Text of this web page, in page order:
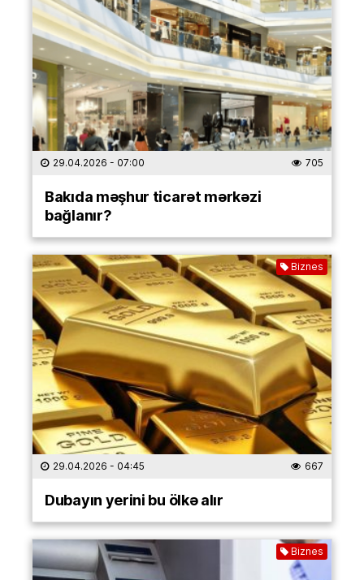
29.04.2026 - 07:00 705
Bakıda məşhur ticarət mərkəzi
bağlanır?
Biznes
29.04.2026 - 04:45 667
Dubayın yerini bu ölkə alır
Biznes